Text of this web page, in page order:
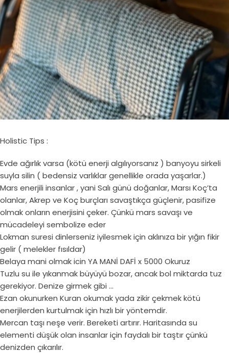
Holistic Tips :
Evde ağırlık varsa (kötü enerji algılıyorsanız ) banyoyu sirkeli
suyla silin ( bedensiz varlıklar genellikle orada yaşarlar.)
Mars enerjili insanlar , yani Salı günü doğanlar, Marsı Koç’ta
olanlar, Akrep ve Koç burçları savaştıkça güçlenir, pasifize
olmak onların enerjisini çeker. Çünkü mars savaşı ve
mücadeleyi sembolize eder
Lokman suresi dinlerseniz iyilesmek için aklınıza bir yığın fikir
gelir ( melekler fısıldar)
Belaya mani olmak icin YA MANİ DAFİ x 5000 Okuruz
Tuzlu su ile yıkanmak büyüyü bozar, ancak bol miktarda tuz
gerekiyor. Denize girmek gibi …
Ezan okunurken Kuran okumak yada zikir çekmek kötü
enerjilerden kurtulmak için hızlı bir yöntemdir.
Mercan taşı neşe verir. Bereketi artırır. Haritasında su
elementi düşük olan insanlar için faydalı bir taştır çünkü
denizden çıkarılır.